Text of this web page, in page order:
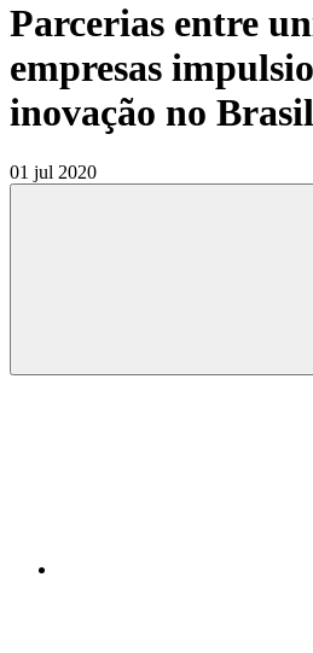
Parcerias entre
empresas
inovação no Brasil
01 jul 2020
Compartilhar